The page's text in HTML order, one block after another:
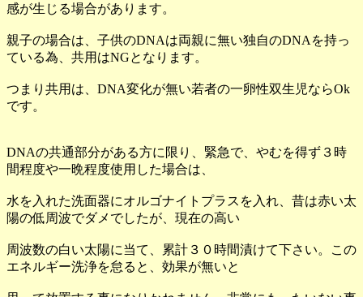
感が生じる場合があります。
親子の場合は、子供のDNAは両親に無い独自のDNAを持っ
ている為、共用はNGとなります。
つまり共用は、DNA変化が無い若者の一卵性双生児ならOk
です。
DNAの共通部分がある方に限り、緊急で、やむを得ず３時
間程度や一晩程度使用した場合は、
水を入れた洗面器にオルゴナイトプラスを入れ、昔は赤い太
陽の低周波でダメでしたが、現在の高い
周波数の白い太陽に当て、累計３０時間漬けて下さい。この
エネルギー洗浄を怠ると、効果が無いと